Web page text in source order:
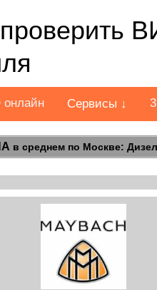
Сервисы ↓
в среднем по Москве: